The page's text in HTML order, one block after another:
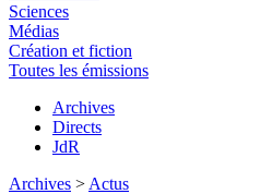
Sciences
Médias
Création et fiction
Toutes les émissions
Archives
Directs
JdR
Archives > Actus